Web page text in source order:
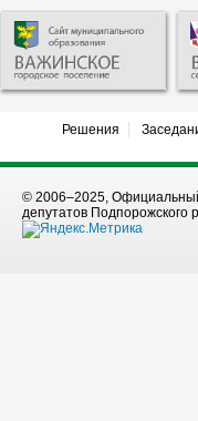
Решения
© 2006–2025,
депутатов Подпорожского